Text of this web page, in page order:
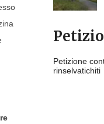
Petizione
rinselvatichiti